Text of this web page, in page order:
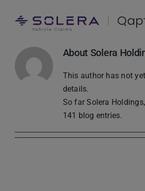
About Solera
This author has not
details.
So far Solera
141 blog entries.